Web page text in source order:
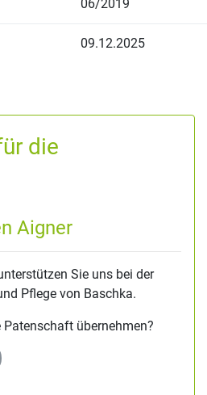
06/2019
09.12.2025
die
Aigner
Sie uns bei der
Pflege von Baschka.
übernehmen?